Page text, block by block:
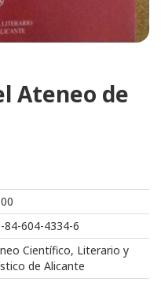
Ateneo de
84-604-4334-6
Científico, Literario y
de Alicante